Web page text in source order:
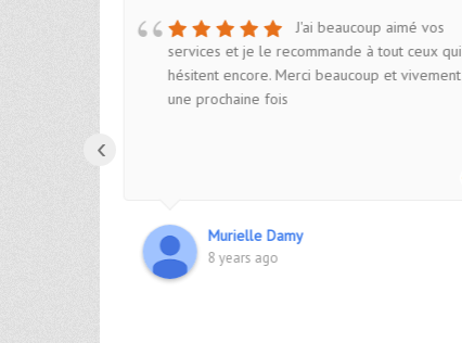
J'ai beaucoup aimé vos
services et je le recommande à tout ceux qui
hésitent encore. Merci beaucoup et vivement
une prochaine fois
Murielle Damy
8 years ago
‹